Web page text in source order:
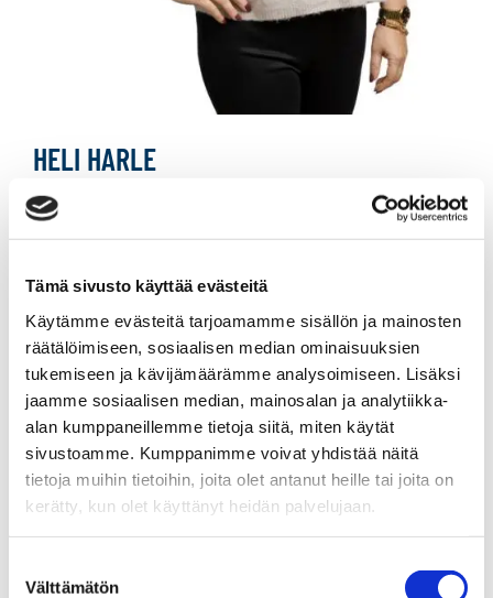
Tämä sivusto käyttää evästeitä
Käytämme evästeitä tarjoamamme sisällön ja mainosten
räätälöimiseen, sosiaalisen median ominaisuuksien
tukemiseen ja kävijämäärämme analysoimiseen. Lisäksi
jaamme sosiaalisen median, mainosalan ja analytiikka-
alan kumppaneillemme tietoja siitä, miten käytät
sivustoamme. Kumppanimme voivat yhdistää näitä
tietoja muihin tietoihin, joita olet antanut heille tai joita on
kerätty, kun olet käyttänyt heidän palvelujaan.
valinta
Välttämätön
HELI HARLE
+358 50 512 8617
WhatsApp
heli.harle@spkoti.fi
Sp-Koti Kuopio
Sp-Koti Joensuu